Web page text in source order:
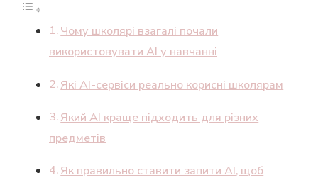
Чому школярі взагалі почали
використовувати AI у навчанні
Які AI-сервіси реально корисні школярам
Який AI краще підходить для різних
предметів
Як правильно ставити запити AI, щоб